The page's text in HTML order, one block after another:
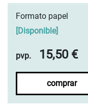
Formato papel
Disponible]
pvp. 15,50 €
comprar